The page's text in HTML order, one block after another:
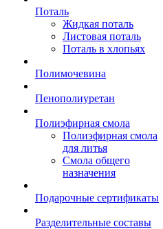
Поталь
Жидкая поталь
Листовая поталь
Поталь в хлопьях
Полимочевина
Пенополиуретан
Полиэфирная смола
Полиэфирная смола
для литья
Смола общего
назначения
Подарочные сертификаты
Разделительные составы